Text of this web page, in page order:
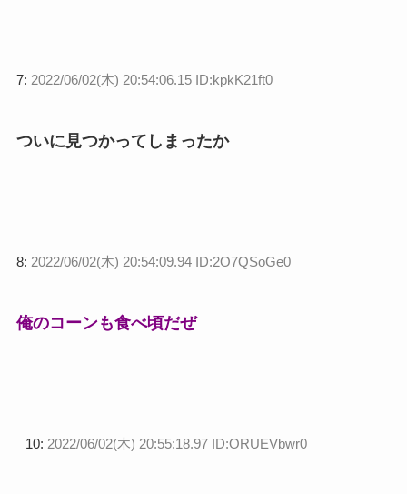
7: 2022/06/02(木) 20:54:06.15 ID:kpkK21ft0
ついに見つかってしまったか
8: 2022/06/02(木) 20:54:09.94 ID:2O7QSoGe0
俺のコーンも食べ頃だぜ
10: 2022/06/02(木) 20:55:18.97 ID:ORUEVbwr0